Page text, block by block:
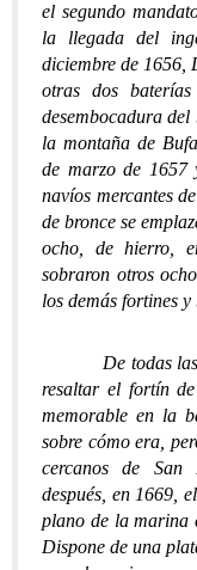
el segundo
la llegada del
diciembre de 1656,
otras dos
desembocadura
la montaña de
de marzo de 1657
navíos mercantes
de bronce se
ocho, de hierro,
sobraron otros
los demás fortines
De todas las
resaltar el fortín
memorable en la
sobre cómo era,
cercanos de San
después, en 1669,
plano de la marina
Dispone de una